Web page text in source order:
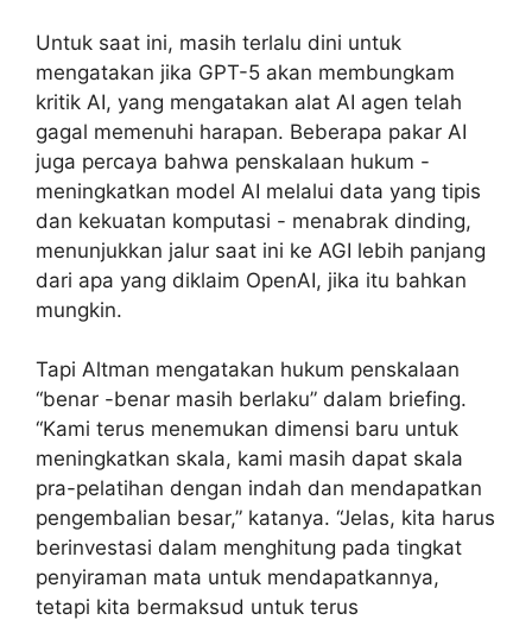
Untuk saat ini, masih terlalu dini untuk
mengatakan jika GPT-5 akan membungkam
kritik AI, yang mengatakan alat AI agen telah
gagal memenuhi harapan. Beberapa pakar AI
juga percaya bahwa penskalaan hukum -
meningkatkan model AI melalui data yang tipis
dan kekuatan komputasi - menabrak dinding,
menunjukkan jalur saat ini ke AGI lebih panjang
dari apa yang diklaim OpenAI, jika itu bahkan
mungkin.
Tapi Altman mengatakan hukum penskalaan
“benar -benar masih berlaku” dalam briefing.
“Kami terus menemukan dimensi baru untuk
meningkatkan skala, kami masih dapat skala
pra-pelatihan dengan indah dan mendapatkan
pengembalian besar,” katanya. “Jelas, kita harus
berinvestasi dalam menghitung pada tingkat
penyiraman mata untuk mendapatkannya,
tetapi kita bermaksud untuk terus